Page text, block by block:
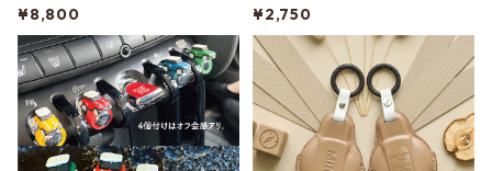
7】待望のスマートフォンホルダ
ー！
¥8,800
ック・マルチカラー【F65/F66/F6
7/F54/F56/F55/F57/F60】
¥2,750